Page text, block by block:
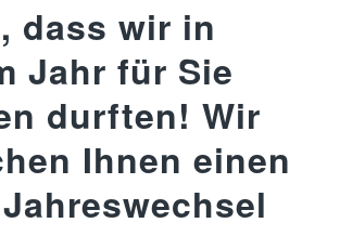
dass wir in
Jahr für Sie
durften! Wir
Ihnen einen